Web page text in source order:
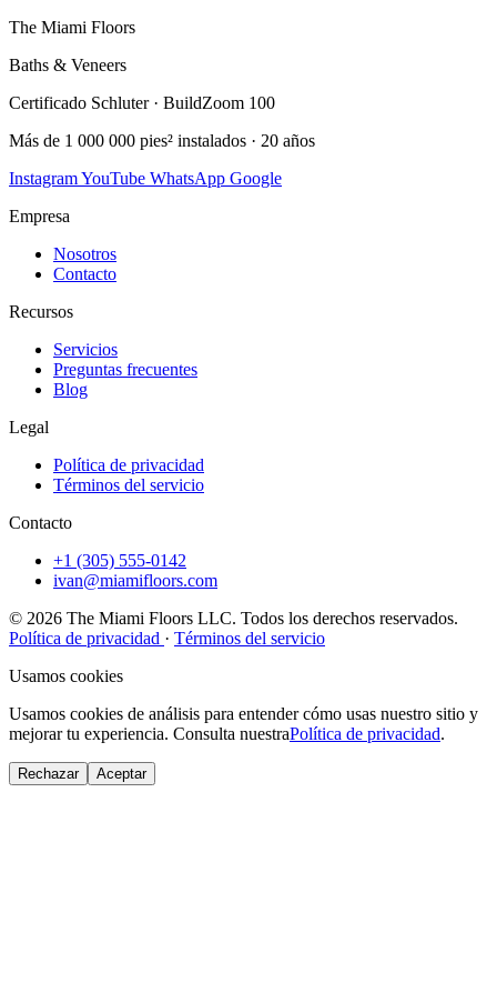
The Miami Floors
Baths & Veneers
Certificado Schluter · BuildZoom 100
Más de 1 000 000 pies² instalados · 20 años
InstagramYouTube WhatsApp Google
Empresa
Nosotros
Contacto
Recursos
Servicios
Preguntas frecuentes
Blog
Legal
Política de privacidad
Términos del servicio
Contacto
+1 (305) 555-0142
ivan@miamifloors.com
© 2026 The Miami Floors LLC. Todos los derechos reservados.
Política de privacidad · Términos del servicio
Usamos cookies
Usamos cookies de análisis para entender cómo usas nuestro sitio y
mejorar tu experiencia. Consulta nuestraPolítica de privacidad.
Rechazar Aceptar